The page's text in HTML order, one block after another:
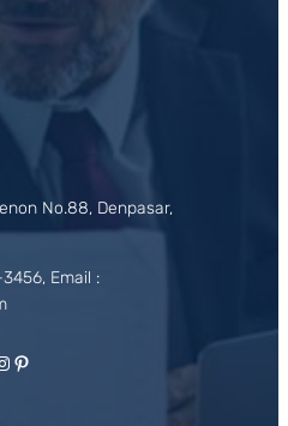
No.88, Denpasar,
Email :
Pinterest